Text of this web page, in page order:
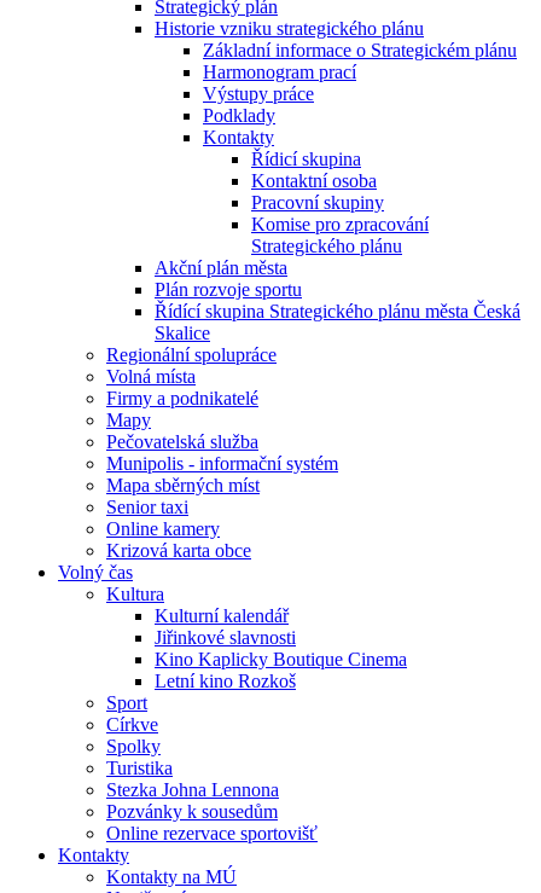
Strategický plán
Historie vzniku strategického plánu
Základní informace o Strategickém plánu
Harmonogram prací
Výstupy práce
Podklady
Kontakty
Řídicí skupina
Kontaktní osoba
Pracovní skupiny
Komise pro zpracování
Strategického plánu
Akční plán města
Plán rozvoje sportu
Řídící skupina Strategického plánu města Česká
Skalice
Regionální spolupráce
Volná místa
Firmy a podnikatelé
Mapy
Pečovatelská služba
Munipolis - informační systém
Mapa sběrných míst
Senior taxi
Online kamery
Krizová karta obce
Volný čas
Kultura
Kulturní kalendář
Jiřinkové slavnosti
Kino Kaplicky Boutique Cinema
Letní kino Rozkoš
Sport
Církve
Spolky
Turistika
Stezka Johna Lennona
Pozvánky k sousedům
Online rezervace sportovišť
Kontakty
Kontakty na MÚ